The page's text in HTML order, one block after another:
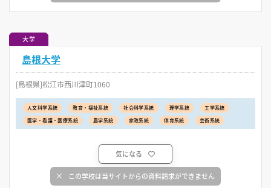
大学
島根大学
[島根県]松江市西川津町1060
人文科学系統 教育・福祉系統 社会科学系統 理学系統
工学系統
医学・看護・医療系統
農学系統 家政系統 体育系統 芸術系統
気になる
この学校は当サイトからの資料請求ができません